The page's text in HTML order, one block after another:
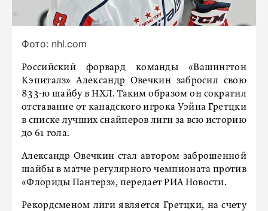
Фото: nhl.com
Российский форвард команды «Вашингтон
Кэпиталз» Александр Овечкин забросил свою
833-ю шайбу в НХЛ. Таким образом он сократил
отставание от канадского игрока Уэйна Гретцки
в списке лучших снайперов лиги за всю историю
до 61 гола.
Александр Овечкин стал автором заброшенной
шайбы в матче регулярного чемпионата против
«Флориды Пантерз», передает РИА Новости.
Рекордсменом лиги является Гретцки, на счету